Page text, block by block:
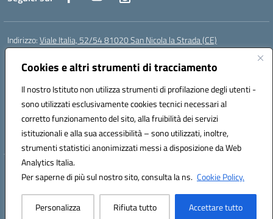
Cookies e altri strumenti di tracciamento
Il nostro Istituto non utilizza strumenti di profilazione degli utenti -
sono utilizzati esclusivamente cookies tecnici necessari al
corretto funzionamento del sito, alla fruibilità dei servizi
istituzionali e alla sua accessibilità – sono utilizzati, inoltre,
strumenti statistici anonimizzati messi a disposizione da Web
Analytics Italia.
Per saperne di più sul nostro sito, consulta la ns. Cookie Policy.
Personalizza Rifiuta tutto Accettare tutto
Indirizzo:Viale Italia, 52/54 81020 San Nicola la Strada (CE)
Centralino:
Posta elettronica certificata (PEC):ceic86700d@pec.istruzione.it
Codice fiscale: 93081990611
Codice meccanografico:CEIC86700D
Codice Indice delle Pubbliche Amministrazioni (IPA): istsc_ceic86700d
Codice unico di fatturazione (CUF): XLWGV9
Hosting & Powered by 3D Solution S.r.l.
Concept & Design by Designers Italia